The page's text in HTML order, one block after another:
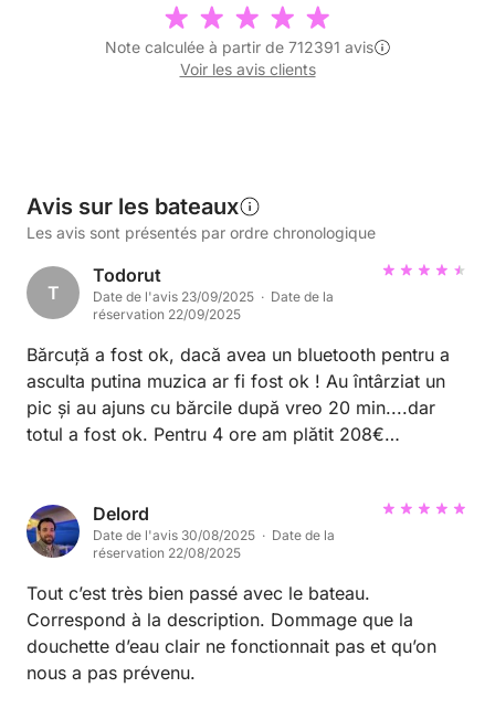
Note calculée à partir de 712391 avis
Voir les avis clients
Avis sur les bateaux
Les avis sont présentés par ordre chronologique
T
Todorut
Date de l'avis 23/09/2025 · Date de la
réservation 22/09/2025
Bărcuță a fost ok, dacă avea un bluetooth pentru a
asculta putina muzica ar fi fost ok ! Au întârziat un
pic și au ajuns cu bărcile după vreo 20 min....dar
totul a fost ok. Pentru 4 ore am plătit 208€
Delord
Date de l'avis 30/08/2025 · Date de la
réservation 22/08/2025
Tout c’est très bien passé avec le bateau.
Correspond à la description. Dommage que la
douchette d’eau clair ne fonctionnait pas et qu’on
nous a pas prévenu.